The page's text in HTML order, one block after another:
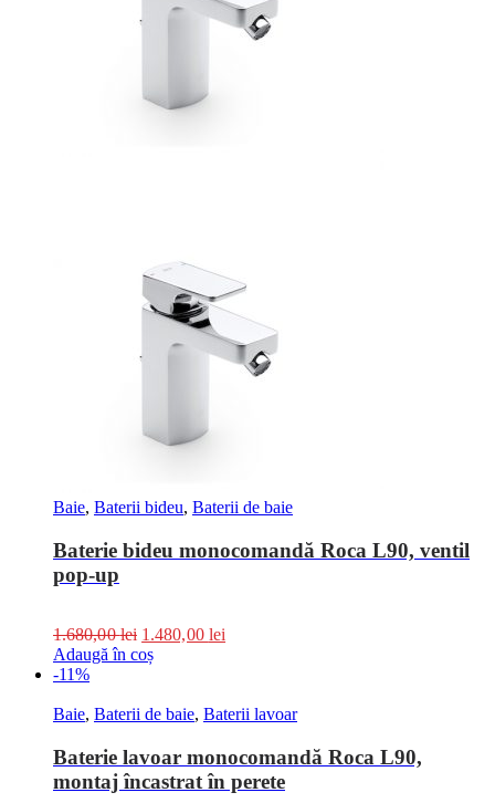
Baie, Baterii bideu, Baterii de baie
Baterie bideu monocomandă Roca L90, ventil
pop-up
1.680,00lei 1.480,00 lei
Adaugă în coș
-11%
Baie, Baterii de baie, Baterii lavoar
Baterie lavoar monocomandă Roca L90,
montaj încastrat în perete